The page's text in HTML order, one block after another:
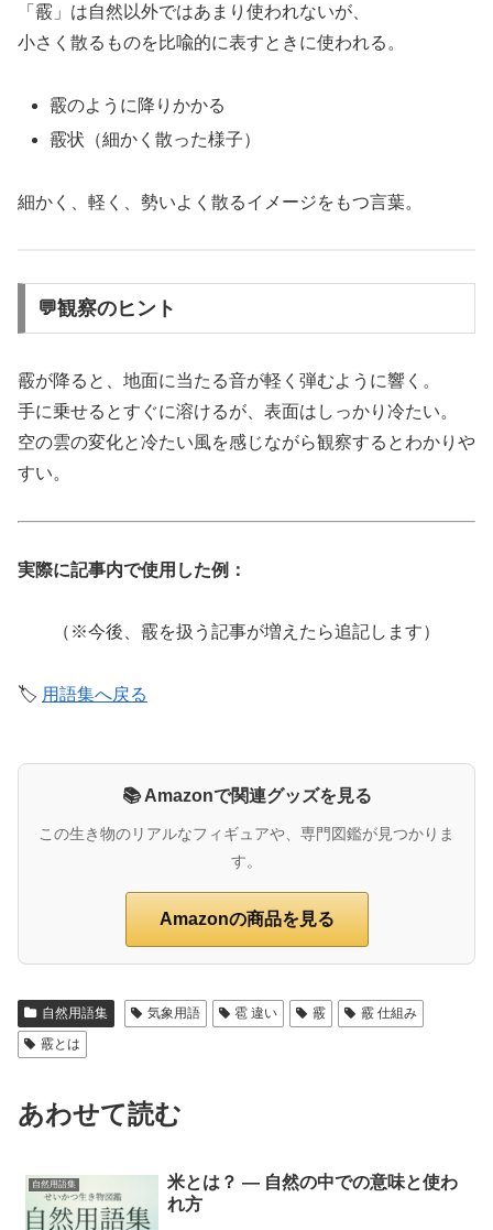
「霰」は自然以外ではあまり使われないが、
小さく散るものを比喩的に表すときに使われる。
霰のように降りかかる
霰状（細かく散った様子）
細かく、軽く、勢いよく散るイメージをもつ言葉。
💬観察のヒント
霰が降ると、地面に当たる音が軽く弾むように響く。
手に乗せるとすぐに溶けるが、表面はしっかり冷たい。
空の雲の変化と冷たい風を感じながら観察するとわかりや
すい。
実際に記事内で使用した例：
（※今後、霰を扱う記事が増えたら追記します）
🏷️ 用語集へ戻る
📚 Amazonで関連グッズを見る
この生き物のリアルなフィギュアや、専門図鑑が見つかりま
す。
Amazonの商品を見る
自然用語集 気象用語 雹 違い 霰
霰 仕組み
霰とは
あわせて読む
自然用語集
米とは？ ― 自然の中での意味と使わ
れ方